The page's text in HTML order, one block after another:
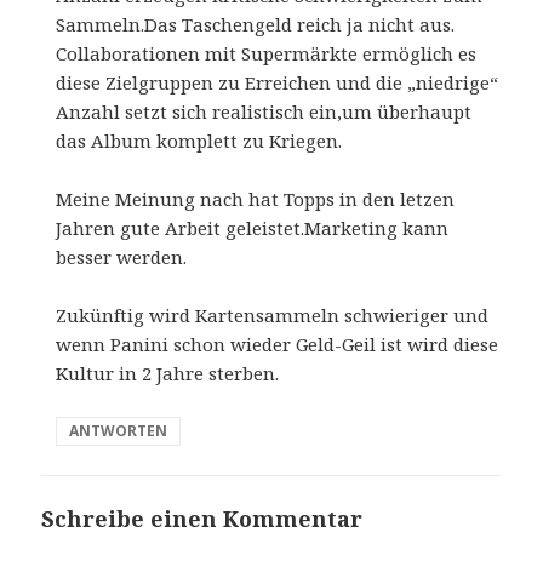
Sammeln.Das Taschengeld reich ja nicht aus.
Collaborationen mit Supermärkte ermöglich es
diese Zielgruppen zu Erreichen und die „niedrige“
Anzahl setzt sich realistisch ein,um überhaupt
das Album komplett zu Kriegen.
Meine Meinung nach hat Topps in den letzen
Jahren gute Arbeit geleistet.Marketing kann
besser werden.
Zukünftig wird Kartensammeln schwieriger und
wenn Panini schon wieder Geld-Geil ist wird diese
Kultur in 2 Jahre sterben.
ANTWORTEN
Schreibe einen Kommentar